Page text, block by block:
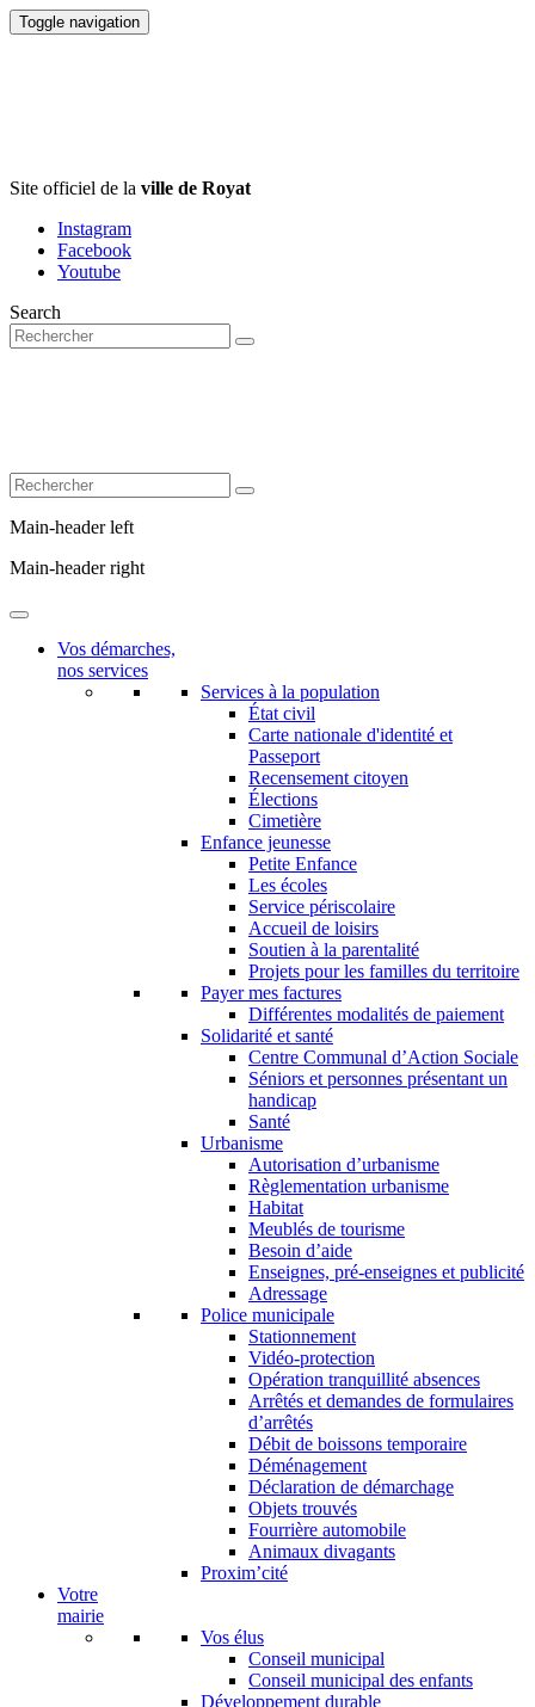
Toggle navigation
Site officiel de la ville de Royat
Instagram
Facebook
Youtube
Search
Main-header left
Main-header right
Vos démarches,
nos services
Services à la population
État civil
Carte nationale d'identité et
Passeport
Recensement citoyen
Élections
Cimetière
Enfance jeunesse
Petite Enfance
Les écoles
Service périscolaire
Accueil de loisirs
Soutien à la parentalité
Projets pour les familles du territoire
Payer mes factures
Différentes modalités de paiement
Solidarité et santé
Centre Communal d’Action Sociale
Séniors et personnes présentant un
handicap
Santé
Urbanisme
Autorisation d’urbanisme
Règlementation urbanisme
Habitat
Meublés de tourisme
Besoin d’aide
Enseignes, pré-enseignes et publicité
Adressage
Police municipale
Stationnement
Vidéo-protection
Opération tranquillité absences
Arrêtés et demandes de formulaires
d’arrêtés
Débit de boissons temporaire
Déménagement
Déclaration de démarchage
Objets trouvés
Fourrière automobile
Animaux divagants
Proxim’cité
Votre
mairie
Vos élus
Conseil municipal
Conseil municipal des enfants
Développement durable